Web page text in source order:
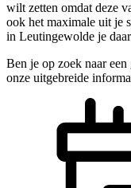
wilt zetten omdat deze
ook het maximale uit je
in Leutingewolde je
Ben je op zoek naar
onze uitgebreide